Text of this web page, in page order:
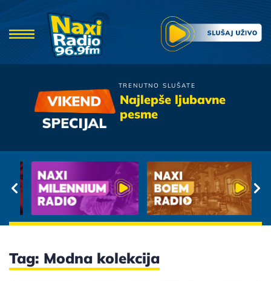
TRENUTNO SLUŠATE
Najlepše ljubavne
pesme
Elektricni Orgazam
Bejbe, Ti Nisi Tu
Tag: Modna kolekcija